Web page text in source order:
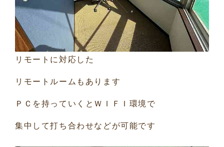
リモートに対応した
リモートルームもあります
ＰＣを持っていくとＷＩＦＩ環境で
集中して打ち合わせなどが可能です